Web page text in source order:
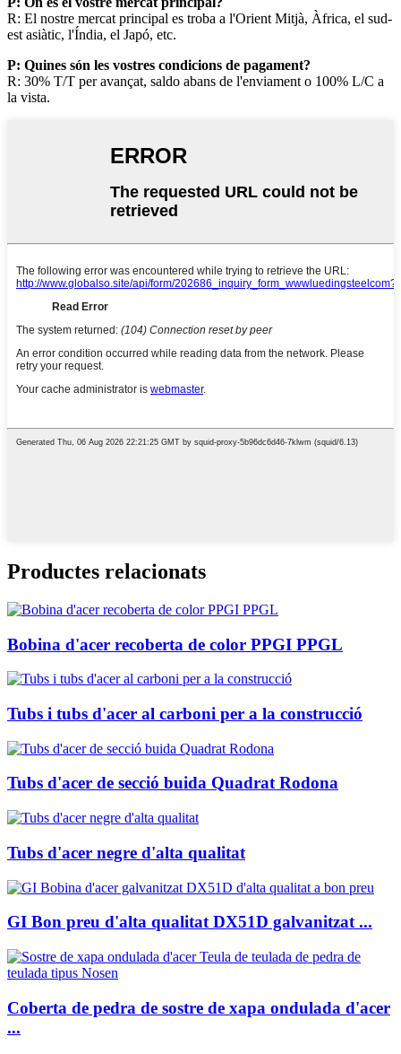
R: El nostre mercat principal es troba a l'Orient Mitjà, Àfrica, el sud-
est asiàtic, l'Índia, el Japó, etc.
P: Quines són les vostres condicions de pagament?
R: 30% T/T per avançat, saldo abans de l'enviament o 100% L/C a
la vista.
Productes relacionats
Bobina d'acer recoberta de color PPGI PPGL
Tubs i tubs d'acer al carboni per a la construcció
Tubs d'acer de secció buida Quadrat Rodona
Tubs d'acer negre d'alta qualitat
GI Bon preu d'alta qualitat DX51D galvanitzat ...
Coberta de pedra de sostre de xapa ondulada d'acer
...